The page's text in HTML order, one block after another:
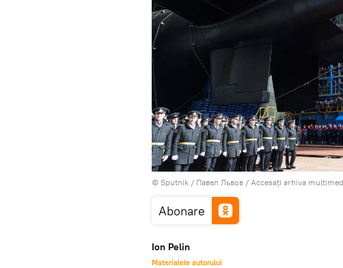
© Sputnik / Павел Львов / Accesați arhiva
Abonare
Ion Pelin
Materialele autorului